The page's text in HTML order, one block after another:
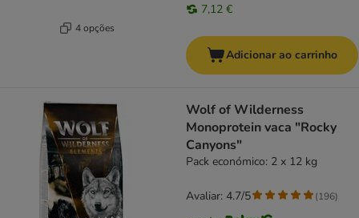
4 opções
7,12 €
Adicionar ao carrinho
Wolf of Wilderness
Monoprotein vaca "Rocky
Canyons"
Pack económico: 2 x 12 kg
Avaliar: 4.7/5 (196)